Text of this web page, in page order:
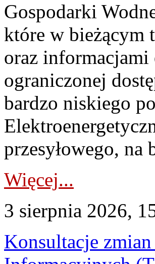
Gospodarki
które w bieżącym
oraz
ograniczonej
bardzo niskiego
przesyłowego, na
Więcej...
3 sierpnia 2026,
Konsultacje